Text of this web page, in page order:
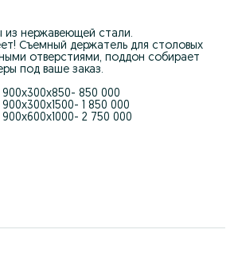
из нержавеющей стали.
Съемный держатель для столовых
отверстиями, поддон собирает
под ваше заказ.
850 000
1 850 000
2 750 000
zanglamaydigan va bardoshli
ortiqcha suvni toplaydi.
uslubda.